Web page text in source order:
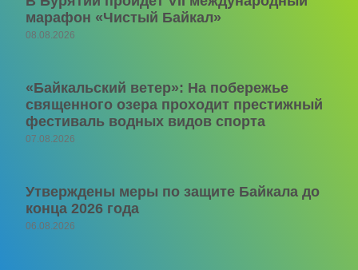
марафон «Чистый Байкал»
08.08.2026
«Байкальский ветер»: На побережье
священного озера проходит престижный
фестиваль водных видов спорта
07.08.2026
Утверждены меры по защите Байкала до
конца 2026 года
06.08.2026